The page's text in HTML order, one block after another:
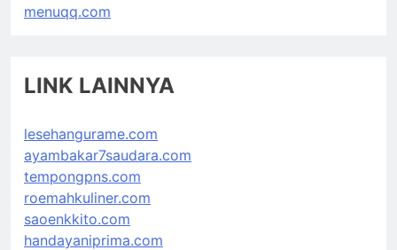
menuqq.com
LINK LAINNYA
lesehangurame.com
ayambakar7saudara.com
tempongpns.com
roemahkuliner.com
saoenkkito.com
handayaniprima.com